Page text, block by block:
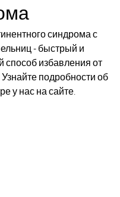
синдрома с
- быстрый и
избавления от
подробности об
у нас на сайте.